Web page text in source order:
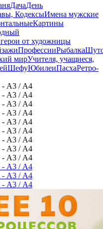
ДачаДень
КодексыИмена мужские
Картины
от художницы
ПрофессииРыбалка
мирУчителя, учащиеся,
ШефуЮбилеиПасхаРетро-
- А3 / А4